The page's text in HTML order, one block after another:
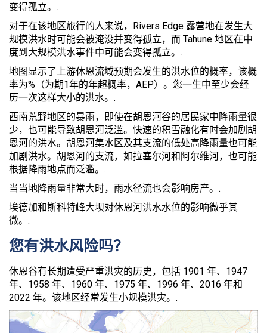
变得孤立。.
对于在该地区旅行的人来说，Rivers Edge 露营地在发生大
规模洪水时可能会被淹没并变得孤立，而 Tahune 地区在中
度到大规模洪水事件中可能会变得孤立。.
地图显示了上游休恩流域预期会发生的洪水位的概率，该概
率为%（为期1年的年超概率，AEP）。您一生中至少会经
历一次这样大小的洪水。.
西南荒野地区的暴雨，即使在胡恩河谷的居民家中降雨量很
少，也可能导致胡恩河泛滥。快速的积雪融化有时会加剧胡
恩河的洪水。胡恩河集水区及其支流的低处高降雨量也可能
加剧洪水。胡恩河的支流，如拉塞尔河和阿尔维河，也可能
根据降雨地点而泛滥。.
当当地降雨量非常大时，雨水径流也会影响房产。.
埃德加和斯科特峰大坝对休恩河洪水水位的影响微乎其
微。.
您有洪水风险吗？
休恩谷有长期遭受严重洪灾的历史，包括 1901 年、1947
年、1958 年、1960 年、1975 年、1996 年、2016 年和
2022 年。该地区经常发生小规模洪灾。.